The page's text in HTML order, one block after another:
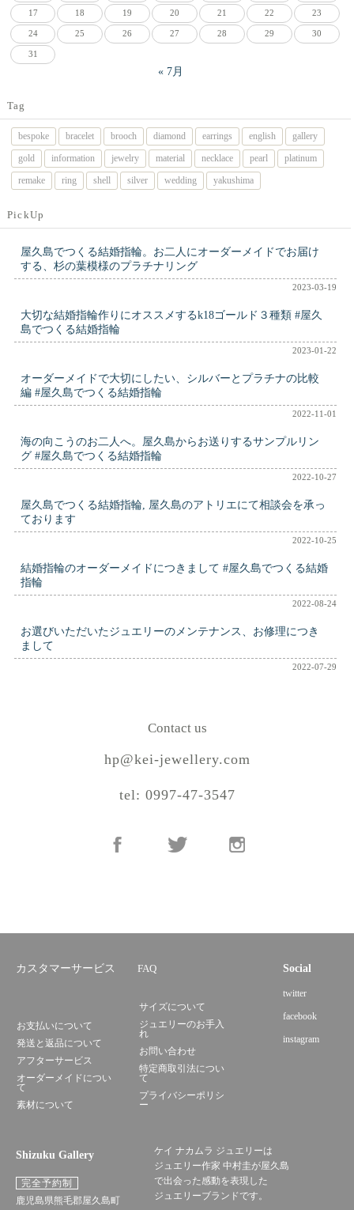
17 18 19 20 21 22 23
24 25 26 27 28 29 30
31
« 7月
Tag
bespoke bracelet brooch diamond earrings english
gallery
gold
information jewelry material necklace pearl
platinum
remake
ring shell silver wedding yakushima
PickUp
屋久島でつくる結婚指輪。お二人にオーダーメイドでお届け
する、杉の葉模様のプラチナリング
2023-03-19
大切な結婚指輪作りにオススメするk18ゴールド３種類 #屋久
島でつくる結婚指輪
2023-01-22
オーダーメイドで大切にしたい、シルバーとプラチナの比較
編 #屋久島でつくる結婚指輪
2022-11-01
海の向こうのお二人へ。屋久島からお送りするサンプルリン
グ #屋久島でつくる結婚指輪
2022-10-27
屋久島でつくる結婚指輪, 屋久島のアトリエにて相談会を承っ
ております
2022-10-25
結婚指輪のオーダーメイドにつきまして #屋久島でつくる結婚
指輪
2022-08-24
お選びいただいたジュエリーのメンテナンス、お修理につき
まして
2022-07-29
Contact us
hp@kei-jewellery.com
tel: 0997-47-3547
カスタマーサービス FAQ
お支払いについて
発送と返品について
アフターサービス
オーダーメイドについ
て
素材について
サイズについて
ジュエリーのお手入
れ
お問い合わせ
特定商取引法につい
て
プライバシーポリシ
ー
Social
twitter
facebook
instagram
Shizuku Gallery
完全予約制
鹿児島県熊毛郡屋久島町
ケイ ナカムラ ジュエリーは
ジュエリー作家 中村圭が屋久島
で出会った感動を表現した
ジュエリーブランドです。